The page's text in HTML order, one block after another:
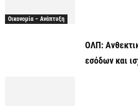
Οικονομία – Ανάπτυξη
ΟΛΠ:
εσόδων και